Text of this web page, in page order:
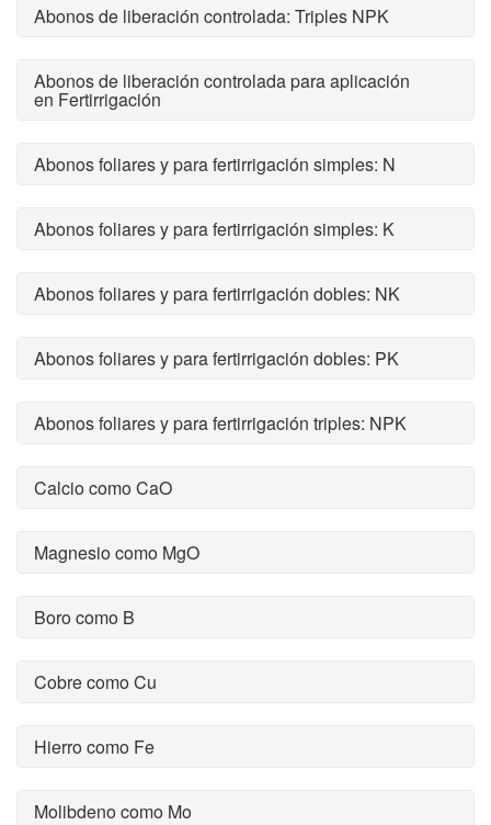
Abonos de liberación controlada: Triples NPK
Abonos de liberación controlada para aplicación
en Fertirrigación
Abonos foliares y para fertirrigación simples: N
Abonos foliares y para fertirrigación simples: K
Abonos foliares y para fertirrigación dobles: NK
Abonos foliares y para fertirrigación dobles: PK
Abonos foliares y para fertirrigación triples: NPK
Calcio como CaO
Magnesio como MgO
Boro como B
Cobre como Cu
Hierro como Fe
Molibdeno como Mo